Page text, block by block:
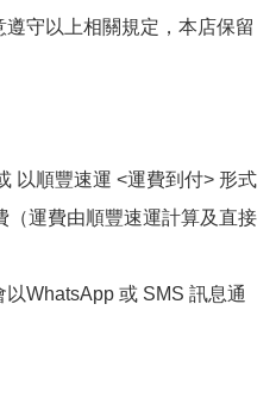
守以上相關規定，本店保留
以順豐速運 <運費到付> 形式
（運費由順豐速運計算及直接
WhatsApp 或 SMS 訊息通